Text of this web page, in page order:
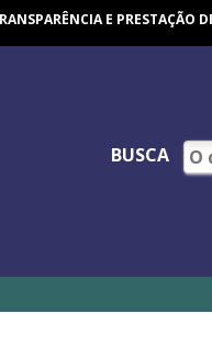
E PRESTAÇÃO
BUSCA